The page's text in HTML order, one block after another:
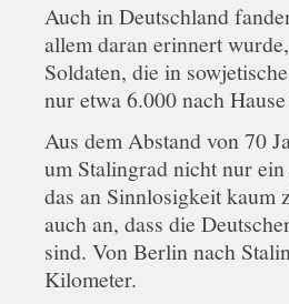
Auch in Deutschland
allem daran erinnert
Soldaten, die in
nur etwa 6.000 nach
Aus dem Abstand von 70
um Stalingrad nicht nur
das an Sinnlosigkeit kaum
auch an, dass die
sind. Von Berlin nach
Kilometer.